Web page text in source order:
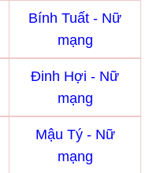
Bính Tuất - Nữ
mạng
Đinh Hợi - Nữ
mạng
Mậu Tý - Nữ
mạng